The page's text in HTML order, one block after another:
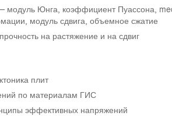
модуль Юнга, коэффициент Пуассона,
модуль сдвига, объемное сжатие
на растяжение и на сдвиг
плит
по материалам ГИС
эффективных напряжений